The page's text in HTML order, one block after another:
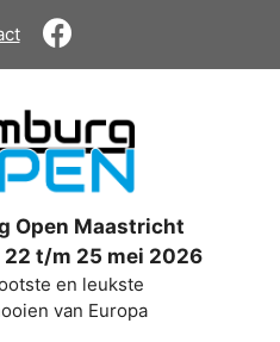
Open Maastricht
t/m 25 mei 2026
en leukste
van Europa